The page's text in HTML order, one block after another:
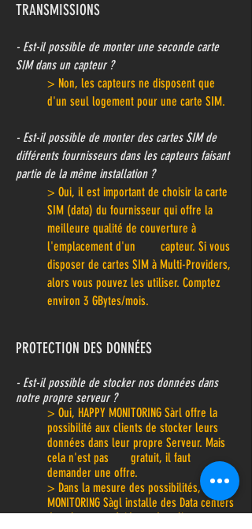
TRANSMISSIONS
- Est-il possible de monter une seconde carte
SIM dans un capteur ?
> Non, les capteurs ne disposent que
d'un seul logement pour une carte SIM.
- Est-il possible de monter des cartes SIM de
différents fournisseurs dans les capteurs faisant
partie de la même installation ?
> Oui, il est important de choisir la carte
SIM (data) du fournisseur qui offre la
meilleure qualité de couverture à
l'emplacement d'un capteur. Si vous
disposer de cartes SIM à Multi-Providers,
alors vous pouvez les utiliser. Comptez
environ 3 GBytes/mois.
PROTECTION DES DONNÉES
- Est-il possible de stocker nos données dans
notre propre serveur ?
> Oui, HAPPY MONITORING Sàrl offre la
possibilité aux clients de stocker leurs
données dans leur propre Serveur. Mais
cela n'est pas gratuit, il faut
demander une offre.
> Dans la mesure des possibilités, HAPPY
MONITORING Sàgl installe des Data centers
dans les pays résidents des clients.